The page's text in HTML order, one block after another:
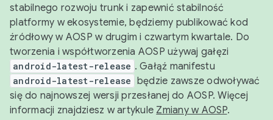
stabilnego rozwoju trunk i zapewnić stabilność
platformy w ekosystemie, będziemy publikować kod
źródłowy w AOSP w drugim i czwartym kwartale. Do
tworzenia i współtworzenia AOSP używaj gałęzi
android-latest-release . Gałąź manifestu
android-latest-release będzie zawsze odwoływać
się do najnowszej wersji przesłanej do AOSP. Więcej
informacji znajdziesz w artykule Zmiany w AOSP.